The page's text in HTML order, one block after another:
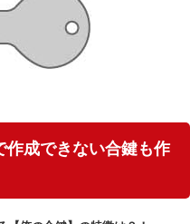
作成できない合鍵も作